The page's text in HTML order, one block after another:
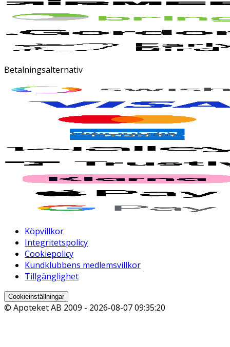
Betalningsalternativ
Köpvillkor
Integritetspolicy
Cookiepolicy
Kundklubbens medlemsvillkor
Tillgänglighet
Cookieinställningar
© Apoteket AB 2009 - 2026-08-07 09:35:20